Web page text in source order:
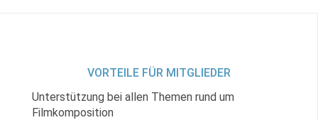
VORTEILE FÜR MITGLIEDER
Unterstützung bei allen Themen rund um
Filmkomposition